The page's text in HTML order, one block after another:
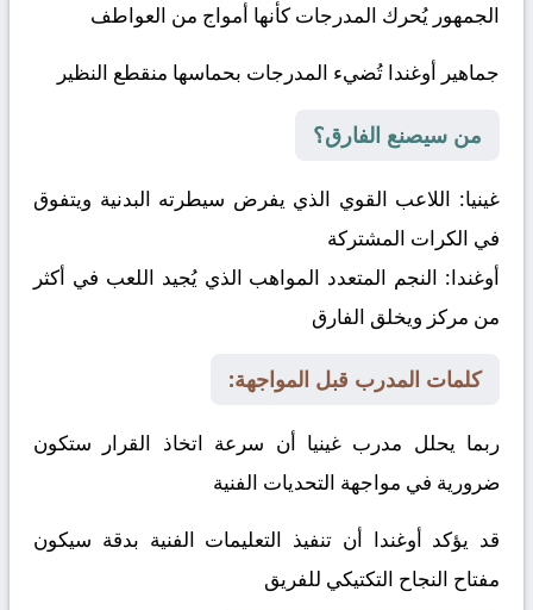
الجمهور يُحرك المدرجات كأنها أمواج من العواطف
جماهير أوغندا تُضيء المدرجات بحماسها منقطع النظير
من سيصنع الفارق؟
غينيا: اللاعب القوي الذي يفرض سيطرته البدنية ويتفوق
في الكرات المشتركة
أوغندا: النجم المتعدد المواهب الذي يُجيد اللعب في أكثر
من مركز ويخلق الفارق
كلمات المدرب قبل المواجهة:
ربما يحلل مدرب غينيا أن سرعة اتخاذ القرار ستكون
ضرورية في مواجهة التحديات الفنية
قد يؤكد أوغندا أن تنفيذ التعليمات الفنية بدقة سيكون
مفتاح النجاح التكتيكي للفريق